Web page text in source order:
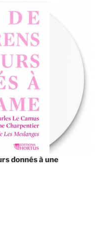
donnés à une